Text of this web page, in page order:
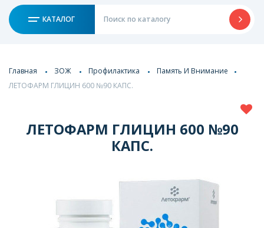
КАТАЛОГ
Главная ЗОЖ Профилактика
Память И Внимание
ЛЕТОФАРМ ГЛИЦИН 600 №90 КАПС.
ЛЕТОФАРМ ГЛИЦИН 600 №90
КАПС.